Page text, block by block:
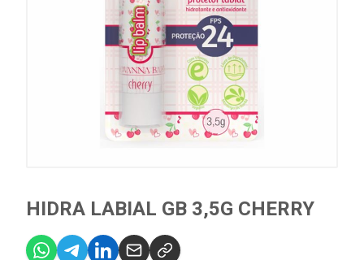
HIDRA LABIAL GB 3,5G CHERRY